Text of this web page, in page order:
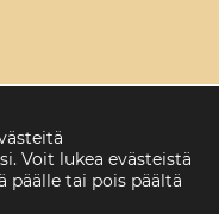
Voit lukea evästeistä
päälle tai pois päältä